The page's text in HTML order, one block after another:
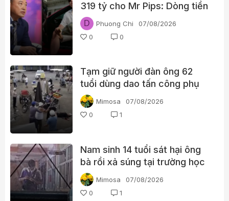
319 tỷ cho Mr Pips: Dòng tiền
đã đi qua Ngân Lượng như thế
nào?
D Phuong Chi
07/08/2026
0
0
Tạm giữ người đàn ông 62
tuổi dùng dao tấn công phụ
nữ giữa chợ
Mimosa
07/08/2026
0
1
Nam sinh 14 tuổi sát hại ông
bà rồi xả súng tại trường học
Thái Lan
Mimosa
07/08/2026
0
1